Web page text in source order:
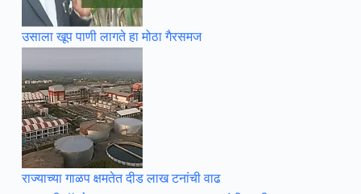
उसाला खूप पाणी लागते हा मोठा गैरसमज
राज्याच्या गाळप क्षमतेत दीड लाख टनांची वाढ